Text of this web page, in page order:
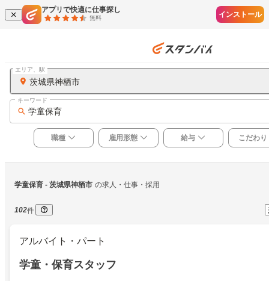
アプリで快適に仕事探し
無料 インストール
茨城県神栖市
エリア、駅
学童保育
キーワード
職種 雇用形態 給与 こだわり
学童保育 - 茨城県神栖市 の求人・仕事・採用
102件
アルバイト・パート
学童・保育スタッフ